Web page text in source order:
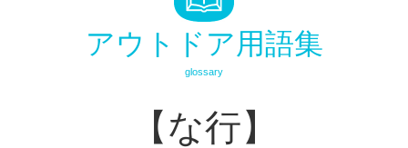
アウトドア用語集
glossary
【な行】